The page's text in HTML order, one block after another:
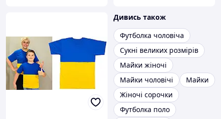
Дивись також
Футболка чоловіча
Сукні великих розмірів
Майки жіночі
Майки чоловічі
Майки
Жіночі сорочки
Футболка поло